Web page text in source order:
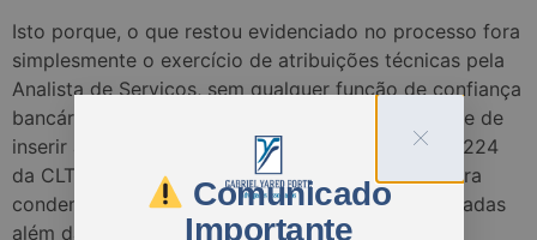
Isto porque, o que restou evidenciado no processo fora
simplesmente o exercício de atribuições técnicas pela
Analista de Serviços, sem qualquer função de confiança
bancária, de modo que extirpou-se a possibilidade de
inserir a trabalhadora na exceção do § 2º do art. 224
da CLT; motivo pelo qual a Instituição Bancária fora
condenada ao pagamento das horas extras realizadas
além da 6ª diária e 30ª semanal.
Comunicado
Importante